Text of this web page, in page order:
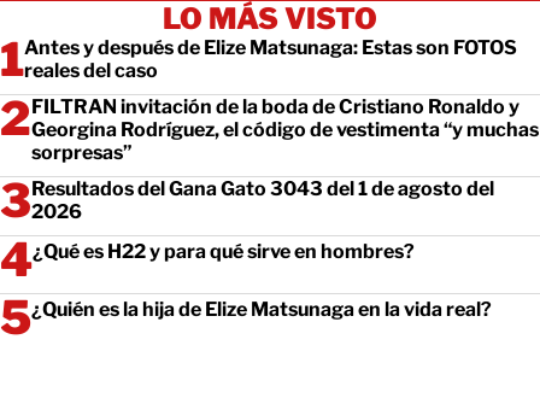
LO MÁS VISTO
Antes y después de Elize Matsunaga: Estas son FOTOS
reales del caso
FILTRAN invitación de la boda de Cristiano Ronaldo y
Georgina Rodríguez, el código de vestimenta “y muchas
sorpresas”
Resultados del Gana Gato 3043 del 1 de agosto del
2026
¿Qué es H22 y para qué sirve en hombres?
¿Quién es la hija de Elize Matsunaga en la vida real?